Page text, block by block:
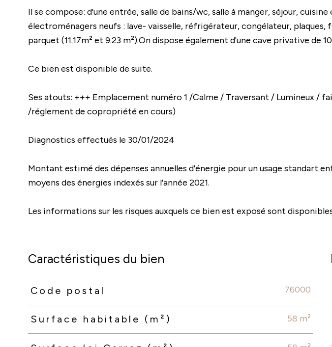
Il se compose: d'une entrée, salle de bains/wc, salle à manger, séjour, cuisine
électroménagers neufs : lave- vaisselle, réfrigérateur, congélateur, plaques,
parquet (11.17m² et 9.23 m²).On dispose également d'une cave privative de
Ce bien est disponible de suite.
Ses atouts: +++ Emplacement numéro 1 /Calme / Traversant / Lumineux /
/réglement de copropriété en cours)
Diagnostics effectués le 30/01/2024
Montant estimé des dépenses annuelles d'énergie pour un usage standart
moyens des énergies indexés sur l'année 2021.
Les informations sur les risques auxquels ce bien est exposé sont
Caractéristiques du bien
Caractéristiques Valeurs
Code postal 76000
Surface habitable (m²) 58 m²